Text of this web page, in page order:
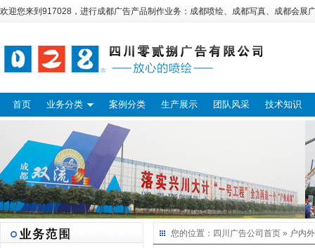
欢迎您来到917028，进行成都广告产品制作业务： 成都喷绘、 成都写真、 成都会展
首页 业务分类 案例分类 生产展示 团队风采 技术知识
您的位置： 四川广告公司 首页 » 户内